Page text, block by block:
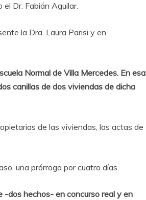
Dr. Fabián Aguilar.
la Dra. Laura Parisi y en
Normal de Villa Mercedes. En esa
canillas de dos viviendas de dicha
de las viviendas, las actas de
una prórroga por cuatro días.
-dos hechos- en concurso real y en